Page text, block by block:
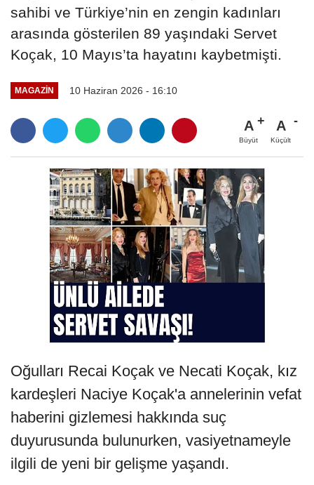
sahibi ve Türkiye’nin en zengin kadınları
arasında gösterilen 89 yaşındaki Servet
Koçak, 10 Mayıs’ta hayatını kaybetmişti.
MAGAZIN 10 Haziran 2026 - 16:10
A
Büyüt
A
Küçült
Oğulları Recai Koçak ve Necati Koçak, kız
kardeşleri Naciye Koçak'a annelerinin vefat
haberini gizlemesi hakkında suç
duyurusunda bulunurken, vasiyetnameyle
ilgili de yeni bir gelişme yaşandı.